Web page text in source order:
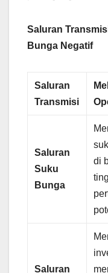
Saluran
Bunga Negatif
Saluran
Transmisi
Saluran
Suku
Bunga
di
Saluran